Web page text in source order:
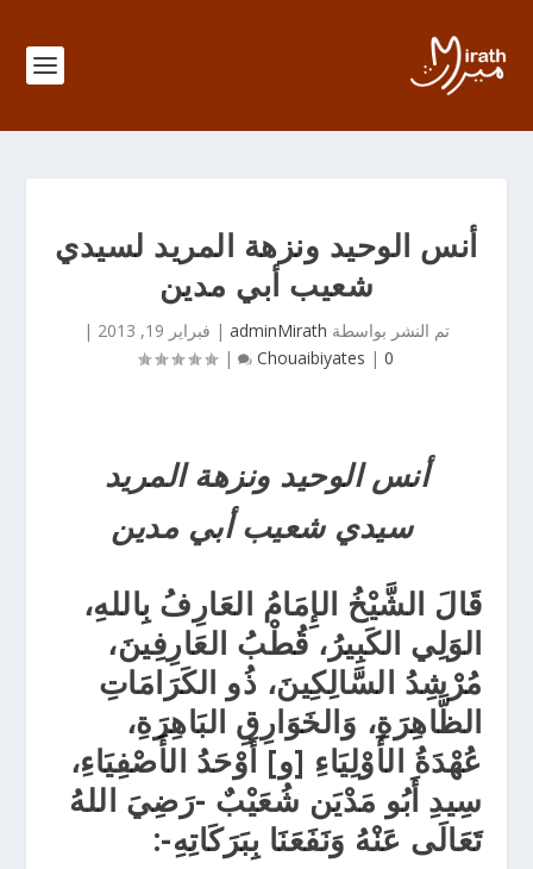
أنس الوحيد ونزهة المريد لسيدي
شعيب أبي مدين
تم النشر بواسطة adminMirath
| فبراير 19, 2013
|
Chouaibiyates | 0
|
أنس الوحيد ونزهة المريد
سيدي شعيب أبي مدين
قَالَ الشَّيْخُ الإِمَامُ العَارِفُ بِاللهِ،
الوَلِي الكَبِيرُ، قُطْبُ العَارِفِينَ،
مُرْشِدُ السَّالِكِينَ، ذُو الكَرَامَاتِ
الظَّاهِرَةِ، وَالخَوَارِقِ البَاهِرَةِ،
عُهْدَةُ الأَوْلِيَاءِ [و] أَوْحَدُ الأَصْفِيَاءِ،
سِيدِ أَبُو مَدْيَن شُعَيْبٌ -رَضِيَ اللهُ
تَعَالَى عَنْهُ وَنَفَعَنَا بِبَرَكَاتِهِ-: